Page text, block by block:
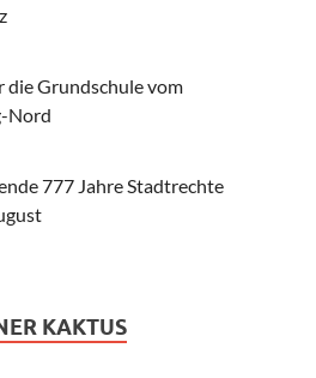
die Grundschule vom
Nord
777 Jahre Stadtrechte
KAKTUS